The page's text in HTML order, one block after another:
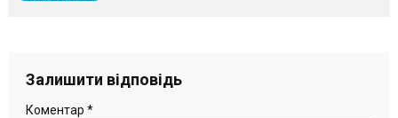
Залишити відповідь
Коментар *